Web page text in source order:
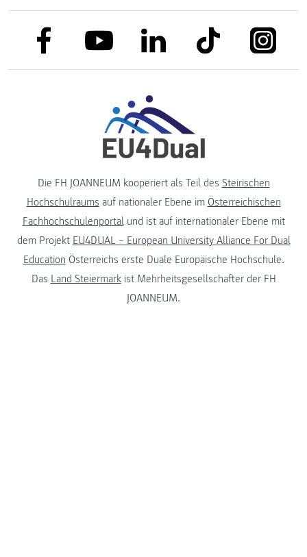
link to facebooklink to youtubelink to linkedinlink to tiktok link to
Die FH JOANNEUM kooperiert als Teil des Steirischen
Hochschulraums auf nationaler Ebene im Österreichischen
Fachhochschulenportalund ist auf internationaler Ebene mit
dem Projekt EU4DUAL – European University Alliance For Dual
Education Österreichs erste Duale Europäische Hochschule.
Das Land Steiermarkist Mehrheitsgesellschafter der FH
JOANNEUM.